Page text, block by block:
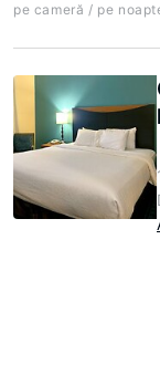
pe cameră / pe